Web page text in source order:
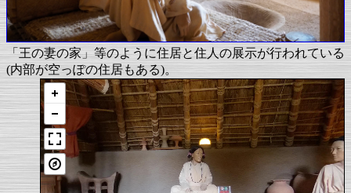
「王の妻の家」等のように住居と住人の展示が行われている
(内部が空っぽの住居もある)。